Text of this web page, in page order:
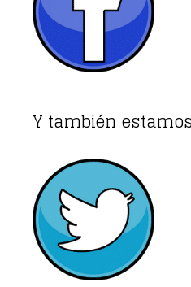
Y también